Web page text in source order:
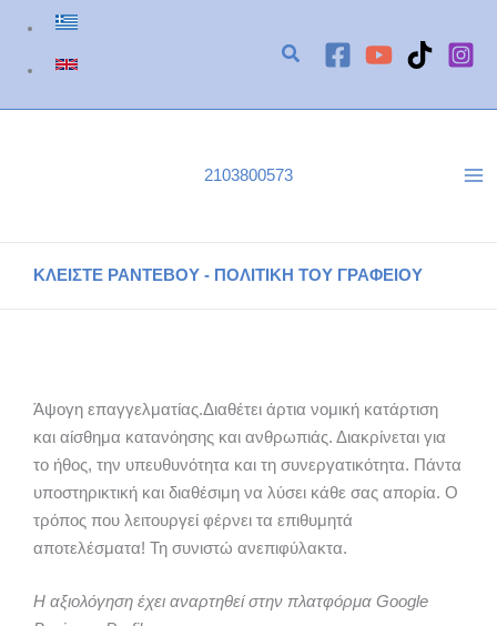
Μετάβαση
περιεχόμενο
2103800573
ΚΛΕΙΣΤΕ ΡΑΝΤΕΒΟΥ - ΠΟΛΙΤΙΚΗ ΤΟΥ ΓΡΑΦΕΙΟΥ
Άψογη επαγγελματίας.Διαθέτει άρτια νομική κατάρτιση
και αίσθημα κατανόησης και ανθρωπιάς. Διακρίνεται για
το ήθος, την υπευθυνότητα και τη συνεργατικότητα. Πάντα
υποστηρικτική και διαθέσιμη να λύσει κάθε σας απορία. Ο
τρόπος που λειτουργεί φέρνει τα επιθυμητά
αποτελέσματα! Τη συνιστώ ανεπιφύλακτα.
Η αξιολόγηση έχει αναρτηθεί στην πλατφόρμα Google